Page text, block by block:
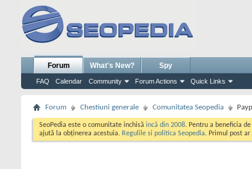
Forum
FAQ Calendar Community Forum Actions Quick Links
What's New? Spy
Forum Chestiuni generale Comunitatea Seopedia
SeoPedia este o comunitate inchisă incă din 2008. Pentru a beneficia
ajută la obținerea acestuia. Regulile si politica Seopedia. Primul post